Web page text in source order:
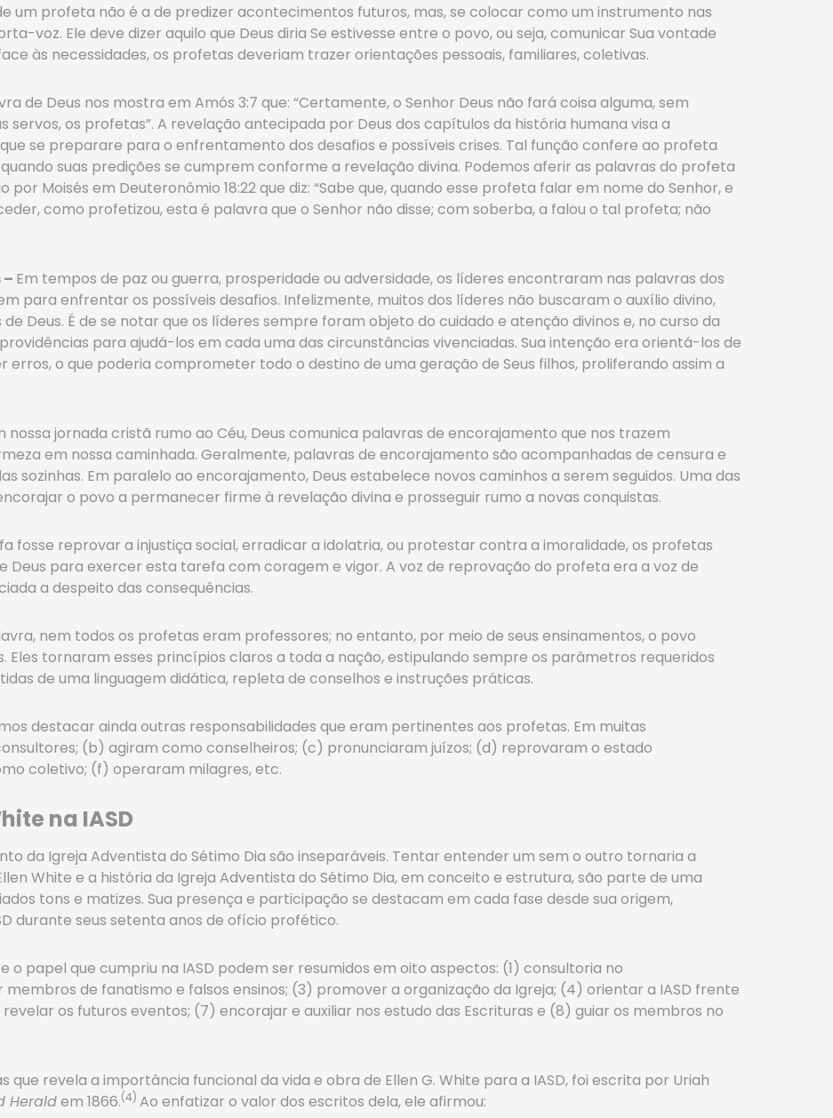
um profeta não é a de predizer acontecimentos futuros, mas, se colocar como um instrumento nas
voz. Ele deve dizer aquilo que Deus diria Se estivesse entre o povo, ou seja, comunicar Sua vontade
às necessidades, os profetas deveriam trazer orientações pessoais, familiares, coletivas.
de Deus nos mostra em Amós 3:7 que: “Certamente, o Senhor Deus não fará coisa alguma, sem
servos, os profetas”. A revelação antecipada por Deus dos capítulos da história humana visa a
se preparare para o enfrentamento dos desafios e possíveis crises. Tal função confere ao profeta
suas predições se cumprem conforme a revelação divina. Podemos aferir as palavras do profeta
Moisés em Deuteronômio 18:22 que diz: “Sabe que, quando esse profeta falar em nome do Senhor, e
como profetizou, esta é palavra que o Senhor não disse; com soberba, a falou o tal profeta; não
Em tempos de paz ou guerra, prosperidade ou adversidade, os líderes encontraram nas palavras dos
para enfrentar os possíveis desafios. Infelizmente, muitos dos líderes não buscaram o auxílio divino,
Deus. É de se notar que os líderes sempre foram objeto do cuidado e atenção divinos e, no curso da
para ajudá-los em cada uma das circunstâncias vivenciadas. Sua intenção era orientá-los de
o que poderia comprometer todo o destino de uma geração de Seus filhos, proliferando assim a
nossa jornada cristã rumo ao Céu, Deus comunica palavras de encorajamento que nos trazem
em nossa caminhada. Geralmente, palavras de encorajamento são acompanhadas de censura e
sozinhas. Em paralelo ao encorajamento, Deus estabelece novos caminhos a serem seguidos. Uma das
o povo a permanecer firme à revelação divina e prosseguir rumo a novas conquistas.
fosse reprovar a injustiça social, erradicar a idolatria, ou protestar contra a imoralidade, os profetas
para exercer esta tarefa com coragem e vigor. A voz de reprovação do profeta era a voz de
a despeito das consequências.
nem todos os profetas eram professores; no entanto, por meio de seus ensinamentos, o povo
Eles tornaram esses princípios claros a toda a nação, estipulando sempre os parâmetros requeridos
de uma linguagem didática, repleta de conselhos e instruções práticas.
destacar ainda outras responsabilidades que eram pertinentes aos profetas. Em muitas
(b) agiram como conselheiros; (c) pronunciaram juízos; (d) reprovaram o estado
coletivo; (f) operaram milagres, etc.
na IASD
da Igreja Adventista do Sétimo Dia são inseparáveis. Tentar entender um sem o outro tornaria a
White e a história da Igreja Adventista do Sétimo Dia, em conceito e estrutura, são parte de uma
tons e matizes. Sua presença e participação se destacam em cada fase desde sua origem,
durante seus setenta anos de ofício profético.
o papel que cumpriu na IASD podem ser resumidos em oito aspectos: (1) consultoria no
de fanatismo e falsos ensinos; (3) promover a organização da Igreja; (4) orientar a IASD frente
os futuros eventos; (7) encorajar e auxiliar nos estudo das Escrituras e (8) guiar os membros no
que revela a importância funcional da vida e obra de Ellen G. White para a IASD, foi escrita por Uriah
Heraldem 1866.(4) Ao enfatizar o valor dos escritos dela, ele afirmou: